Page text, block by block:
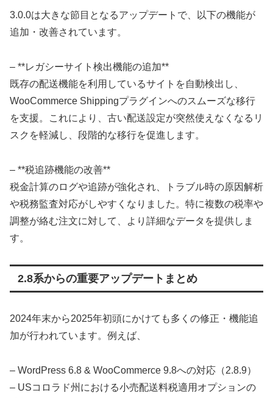
3.0.0は大きな節目となるアップデートで、以下の機能が
追加・改善されています。
– **レガシーサイト検出機能の追加**
既存の配送機能を利用しているサイトを自動検出し、
WooCommerce Shippingプラグインへのスムーズな移行
を支援。これにより、古い配送設定が突然使えなくなるリ
スクを軽減し、段階的な移行を促進します。
– **税追跡機能の改善**
税金計算のログや追跡が強化され、トラブル時の原因解析
や税務監査対応がしやすくなりました。特に複数の税率や
調整が絡む注文に対して、より詳細なデータを提供しま
す。
2.8系からの重要アップデートまとめ
2024年末から2025年初頭にかけても多くの修正・機能追
加が行われています。例えば、
– WordPress 6.8 & WooCommerce 9.8への対応（2.8.9）
– USコロラド州における小売配送料税適用オプションの